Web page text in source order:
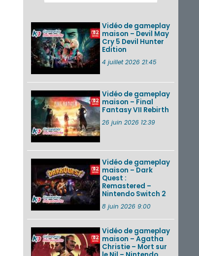
Pokémon GO : les
Un Fire Emblem :
Fortune’s Weave
Direct d’environ 20
août 2026...
Les sorties eShop de
la semaine 31 de
2026 (Xenoblade
Chronicles 2 –
VOIR PLUS DE NEWS
Vidéo de gameplay
maison – Devil May
Cry 5 Devil Hunter
Edition
4 juillet 2026 21:45
Vidéo de gameplay
maison – Final
Fantasy VII Rebirth
26 juin 2026 12:39
Vidéo de gameplay
maison – Dark
Quest :
Remastered –
Nintendo Switch 2
8 juin 2026 9:00
Vidéo de gameplay
maison – Agatha
Christie – Mort sur